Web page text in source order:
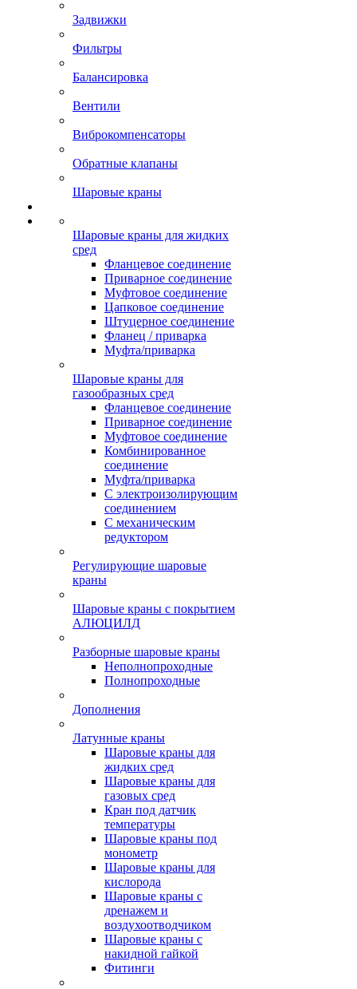
Задвижки
Фильтры
Балансировка
Вентили
Виброкомпенсаторы
Обратные клапаны
Шаровые краны
Шаровые краны для жидких
сред
Фланцевое соединение
Приварное соединение
Муфтовое соединение
Цапковое соединение
Штуцерное соединение
Фланец / приварка
Муфта/приварка
Шаровые краны для
газообразных сред
Фланцевое соединение
Приварное соединение
Муфтовое соединение
Комбинированное
соединение
Муфта/приварка
С электроизолирующим
соединением
С механическим
редуктором
Регулирующие шаровые
краны
Шаровые краны с покрытием
АЛЮЦИЛД
Разборные шаровые краны
Неполнопроходные
Полнопроходные
Дополнения
Латунные краны
Шаровые краны для
жидких сред
Шаровые краны для
газовых сред
Кран под датчик
температуры
Шаровые краны под
монометр
Шаровые краны для
кислорода
Шаровые краны с
дренажем и
воздухоотводчиком
Шаровые краны с
накидной гайкой
Фитинги